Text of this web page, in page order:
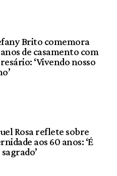
Brito comemora
de casamento com
‘Vivendo nosso
Rosa reflete sobre
aos 60 anos: ‘É